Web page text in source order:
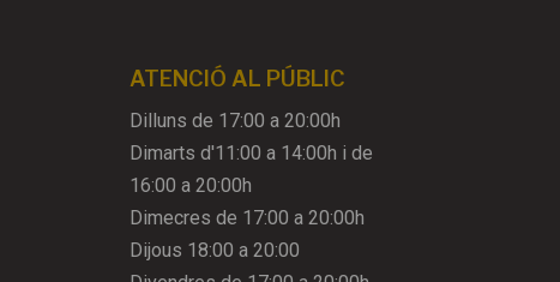
ATENCIÓ AL PÚBLIC
Dilluns de 17:00 a 20:00h
Dimarts d'11:00 a 14:00h i de
16:00 a 20:00h
Dimecres de 17:00 a 20:00h
Dijous 18:00 a 20:00